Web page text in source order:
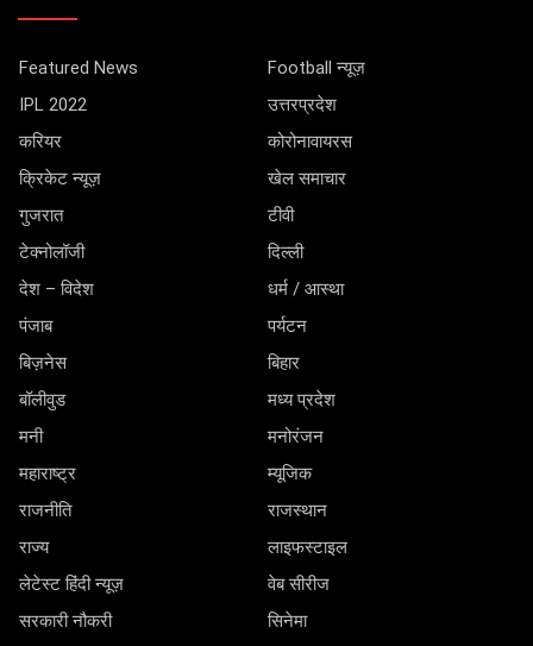
Featured News
Football न्यूज़
IPL 2022
उत्तरप्रदेश
करियर
कोरोनावायरस
क्रिकेट न्यूज़
खेल समाचार
गुजरात
टीवी
टेक्नोलॉजी
दिल्ली
देश – विदेश
धर्म / आस्था
पंजाब
पर्यटन
बिज़नेस
बिहार
बॉलीवुड
मध्य प्रदेश
मनी
मनोरंजन
महाराष्ट्र
म्यूजिक
राजनीति
राजस्थान
राज्य
लाइफस्टाइल
लेटेस्ट हिंदी न्यूज़
वेब सीरीज
सरकारी नौकरी
सिनेमा